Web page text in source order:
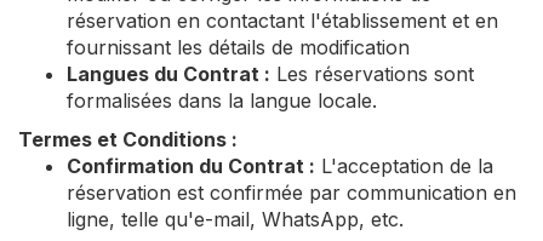
réservation en contactant l'établissement et en
fournissant les détails de modification
Langues du Contrat : Les réservations sont
formalisées dans la langue locale.
Termes et Conditions :
Confirmation du Contrat : L'acceptation de la
réservation est confirmée par communication en
ligne, telle qu'e-mail, WhatsApp, etc.